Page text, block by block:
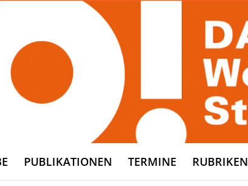
PUBLIKATIONEN TERMINE RUBRIKEN